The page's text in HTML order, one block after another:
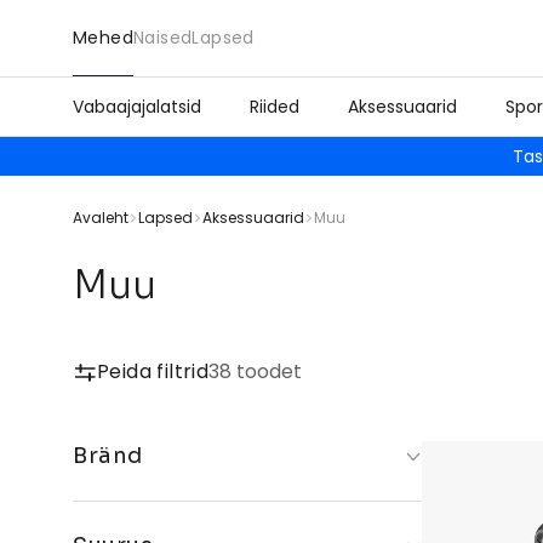
MehedNaisedLapsed
Vabaajajalatsid Riided Aksessuaarid
Avaleht Lapsed Aksessuaarid Muu
Muu
Peida filtrid38 toodet
Bränd